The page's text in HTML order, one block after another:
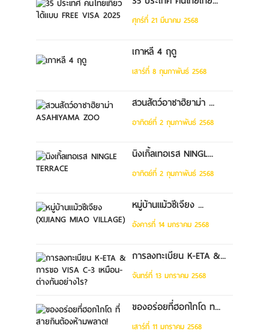
ศุกร์ที่ 21 มีนาคม 2568
เกาหลี 4 ฤดู
เสาร์ที่ 8 กุมภาพันธ์ 2568
สวนสัตว์อาซาฮิยาม่า ...
อาทิตย์ที่ 2 กุมภาพันธ์ 2568
นิงเกิ้ลเทอเรส NINGL...
อาทิตย์ที่ 2 กุมภาพันธ์ 2568
หมู่บ้านแม้วซีเจียง ...
อังคารที่ 14 มกราคม 2568
การลงทะเบียน K-ETA &...
จันทร์ที่ 13 มกราคม 2568
ของอร่อยที่ฮอกไกโด ท...
เสาร์ที่ 11 มกราคม 2568